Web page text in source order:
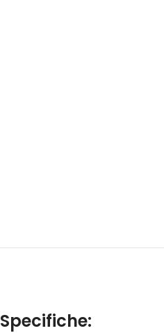
Specifiche: